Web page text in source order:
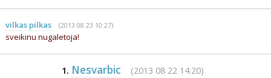
vilkas pilkas (2013 08 23 10:27)
sveikinu nugaletoja!
1. Nesvarbic (2013 08 22 14:20)